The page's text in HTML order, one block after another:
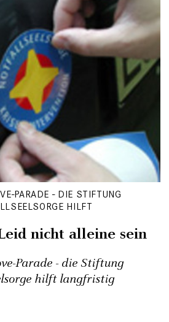
PARADE - DIE STIFTUNG
HILFT
nicht alleine sein
Parade - die Stiftung
hilft langfristig